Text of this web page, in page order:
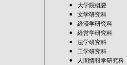
大学院概要
文学研究科
経済学研究科
経営学研究科
法学研究科
工学研究科
人間情報学研究科